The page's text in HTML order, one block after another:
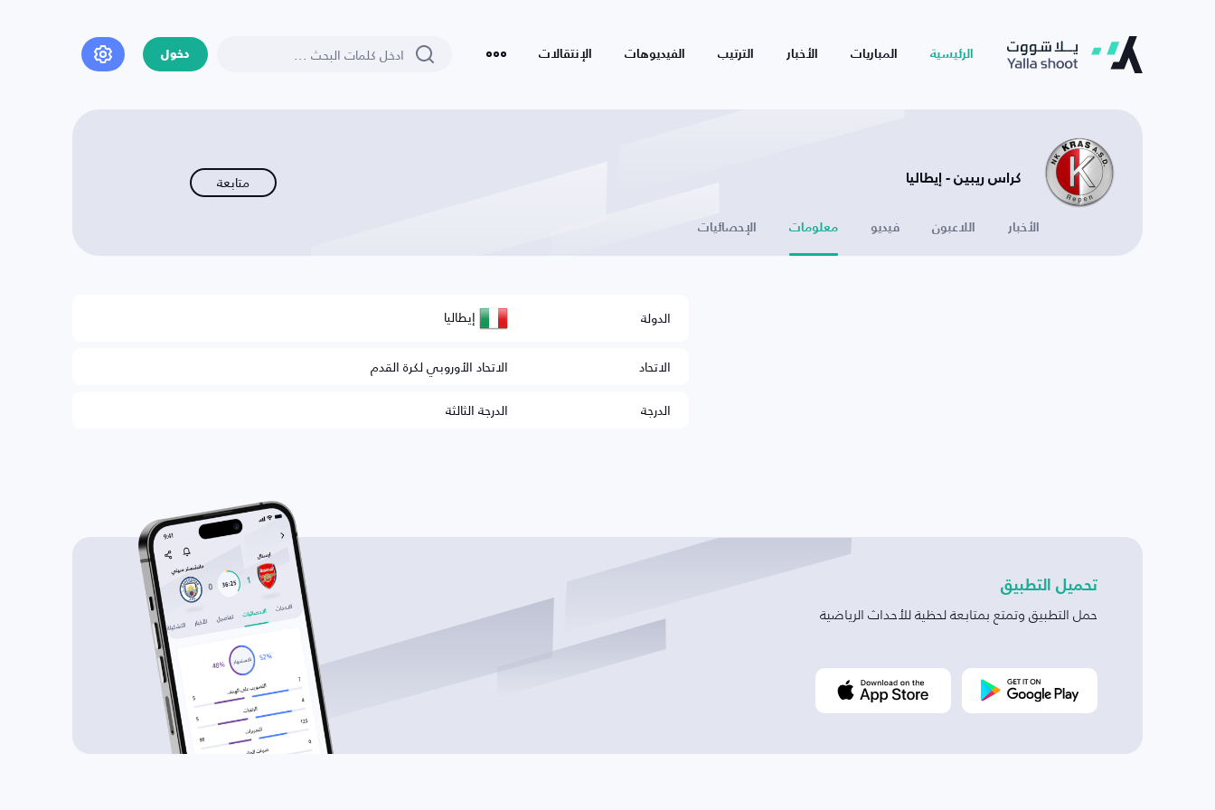
الرئيسية المباريات الأخبار الترتيب الفيديوهات الإنتقالات دخول
كراس ريبين - إيطاليا متابعة
الأخبار اللاعبون فيديو معلومات الإحصائيات
الدولة إيطاليا
الاتحاد
الاتحاد الأوروبي لكرة القدم
الدرجة
الدرجة الثالثة
تحميل التطبيق
حمل التطبيق وتمتع بمتابعة لحظية للأحداث الرياضية